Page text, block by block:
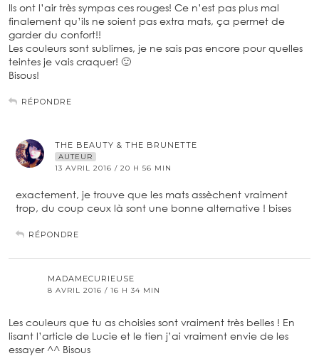
Ils ont l’air très sympas ces rouges! Ce n’est pas plus mal
finalement qu’ils ne soient pas extra mats, ça permet de
garder du confort!!
Les couleurs sont sublimes, je ne sais pas encore pour quelles
teintes je vais craquer! 🙂
Bisous!
RÉPONDRE
THE BEAUTY & THE BRUNETTE
AUTEUR
13 AVRIL 2016 / 20 H 56 MIN
exactement, je trouve que les mats assèchent vraiment
trop, du coup ceux là sont une bonne alternative ! bises
RÉPONDRE
MADAMECURIEUSE
8 AVRIL 2016 / 16 H 34 MIN
Les couleurs que tu as choisies sont vraiment très belles ! En
lisant l’article de Lucie et le tien j’ai vraiment envie de les
essayer ^^ Bisous